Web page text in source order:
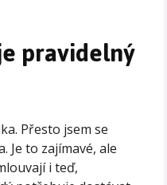
pravidelný
Přesto jsem se
Je to zajímavé, ale
i teď,